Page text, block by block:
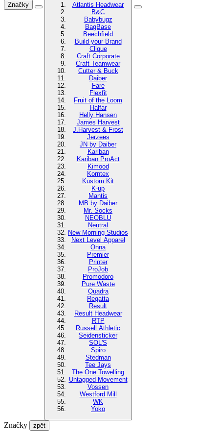
Značky
Atlantis Headwear
B&C
Babybugz
BagBase
Beechfield
Build your Brand
Clique
Craft Corporate
Craft Teamwear
Cutter & Buck
Daiber
Fare
Flexfit
Fruit of the Loom
Halfar
Helly Hansen
James Harvest
J.Harvest & Frost
Jerzees
JN by Daiber
Kariban
Kariban ProAct
Kimood
Korntex
Kustom Kit
K-up
Mantis
MB by Daiber
Mr. Socks
NEOBLU
Neutral
New Morning Studios
Next Level Apparel
Onna
Premier
Printer
ProJob
Promodoro
Pure Waste
Quadra
Regatta
Result
Result Headwear
RTP
Russell Athletic
Seidensticker
SOL'S
Spiro
Stedman
Tee Jays
The One Towelling
Untagged Movement
Vossen
Westford Mill
WK
Yoko
Značky zpět